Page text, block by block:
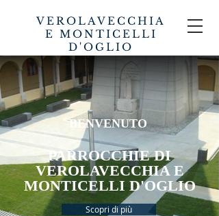
VEROLAVECCHIA
E MONTICELLI
D'OGLIO
PARROCCHIE
BENVENUTO
PARROCCHIE DI
VEROLAVECCHIA E
MONTICELLI D'OGLIO
Scopri di più